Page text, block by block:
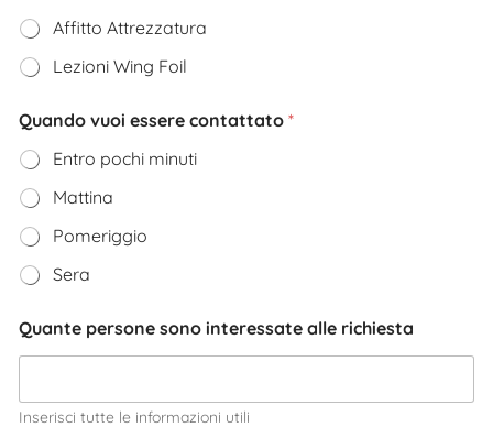
Affitto Attrezzatura
Lezioni Wing Foil
Quando vuoi essere contattato *
Entro pochi minuti
Mattina
Pomeriggio
Sera
Quante persone sono interessate alle richiesta
Inserisci tutte le informazioni utili